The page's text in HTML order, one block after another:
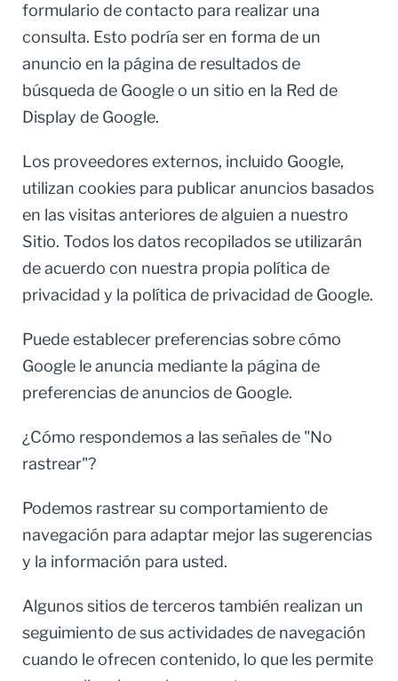
formulario de contacto para realizar una
consulta. Esto podría ser en forma de un
anuncio en la página de resultados de
búsqueda de Google o un sitio en la Red de
Display de Google.
Los proveedores externos, incluido Google,
utilizan cookies para publicar anuncios basados
en las visitas anteriores de alguien a nuestro
Sitio. Todos los datos recopilados se utilizarán
de acuerdo con nuestra propia política de
privacidad y la política de privacidad de Google.
Puede establecer preferencias sobre cómo
Google le anuncia mediante la página de
preferencias de anuncios de Google.
¿Cómo respondemos a las señales de "No
rastrear"?
Podemos rastrear su comportamiento de
navegación para adaptar mejor las sugerencias
y la información para usted.
Algunos sitios de terceros también realizan un
seguimiento de sus actividades de navegación
cuando le ofrecen contenido, lo que les permite